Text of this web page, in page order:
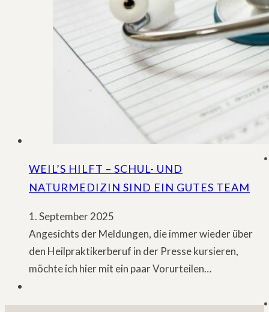
WEIL’S HILFT – SCHUL- UND
NATURMEDIZIN SIND EIN GUTES TEAM
1. September 2025
Angesichts der Meldungen, die immer wieder über
den Heilpraktikerberuf in der Presse kursieren,
möchte ich hier mit ein paar Vorurteilen…